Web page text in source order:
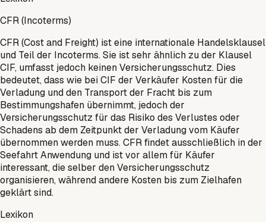
CFR (Incoterms)
CFR (Cost and Freight) ist eine internationale Handelsklausel
und Teil der Incoterms. Sie ist sehr ähnlich zu der Klausel
CIF, umfasst jedoch keinen Versicherungsschutz. Dies
bedeutet, dass wie bei CIF der Verkäufer Kosten für die
Verladung und den Transport der Fracht bis zum
Bestimmungshafen übernimmt, jedoch der
Versicherungsschutz für das Risiko des Verlustes oder
Schadens ab dem Zeitpunkt der Verladung vom Käufer
übernommen werden muss. CFR findet ausschließlich in der
Seefahrt Anwendung und ist vor allem für Käufer
interessant, die selber den Versicherungsschutz
organisieren, während andere Kosten bis zum Zielhafen
geklärt sind.
Lexikon